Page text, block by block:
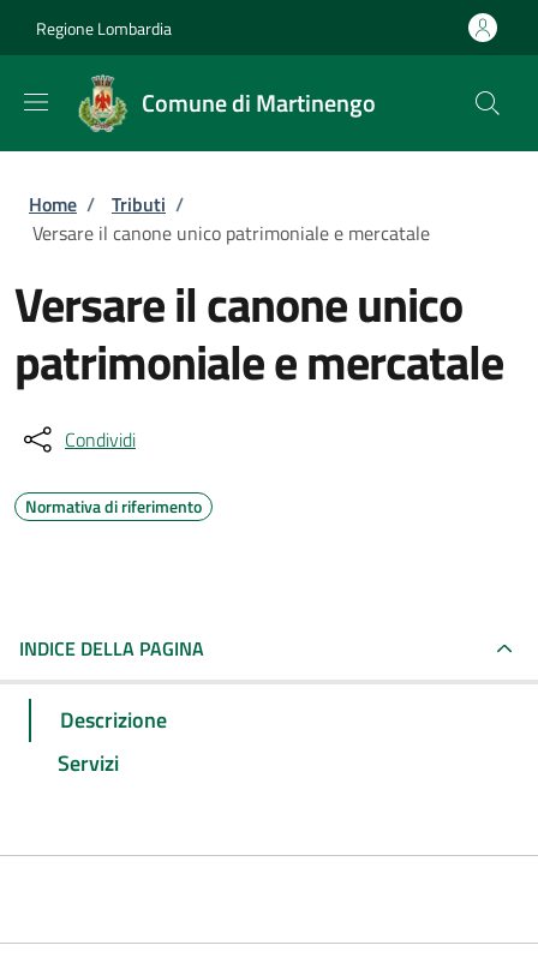
Regione Lombardia
Comune di Martinengo
Briciole di pane
Home / Tributi /
Versare il canone unico patrimoniale e mercatale
Versare il canone unico
patrimoniale e mercatale
Condividi
Normativa di riferimento
INDICE DELLA PAGINA
Descrizione
Servizi